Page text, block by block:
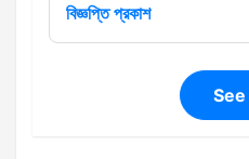
বিজ্ঞপ্তি প্রকাশ